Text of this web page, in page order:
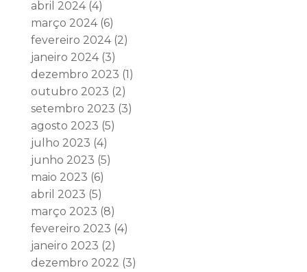
abril 2024(4)
março 2024(6)
fevereiro 2024(2)
janeiro 2024(3)
dezembro 2023 (1)
outubro 2023 (2)
setembro 2023 (3)
agosto 2023 (5)
julho 2023 (4)
junho 2023 (5)
maio 2023 (6)
abril 2023 (5)
março 2023 (8)
fevereiro 2023 (4)
janeiro 2023 (2)
dezembro 2022 (3)